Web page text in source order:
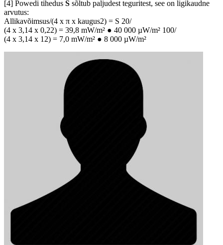
[4] Powedi tihedus S sõltub paljudest teguritest, see on ligikaudne
arvutus:
Allikavõimsus/(4 x π x kaugus2) = S 20/
(4 x 3,14 x 0,22) = 39,8 mW/m² ● 40 000 µW/m² 100/
(4 x 3,14 x 12) = 7,0 mW/m² ● 8 000 µW/m²